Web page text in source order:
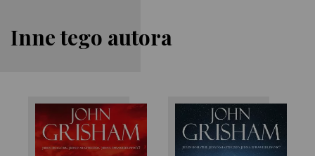
Inne tego autora